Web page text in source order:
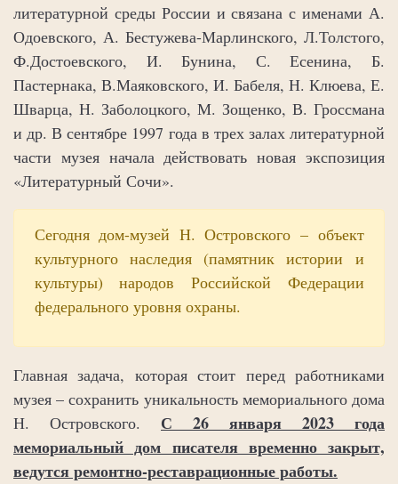
литературной среды России и связана с именами А.
Одоевского, А. Бестужева-Марлинского, Л.Толстого,
Ф.Достоевского, И. Бунина, С. Есенина, Б.
Пастернака, В.Маяковского, И. Бабеля, Н. Клюева, Е.
Шварца, Н. Заболоцкого, М. Зощенко, В. Гроссмана
и др. В сентябре 1997 года в трех залах литературной
части музея начала действовать новая экспозиция
«Литературный Сочи».
Сегодня дом-музей Н. Островского – объект
культурного наследия (памятник истории и
культуры) народов Российской Федерации
федерального уровня охраны.
Главная задача, которая стоит перед работниками
музея – сохранить уникальность мемориального дома
Н. Островского. С 26 января 2023 года
мемориальный дом писателя временно закрыт,
ведутся ремонтно-реставрационные работы.